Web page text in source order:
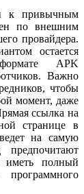
к привычным
по внешним
провайдера.
остается
APK
Важно
чтобы
момент, даже
ссылка на
странице в
на самую
иметь полный